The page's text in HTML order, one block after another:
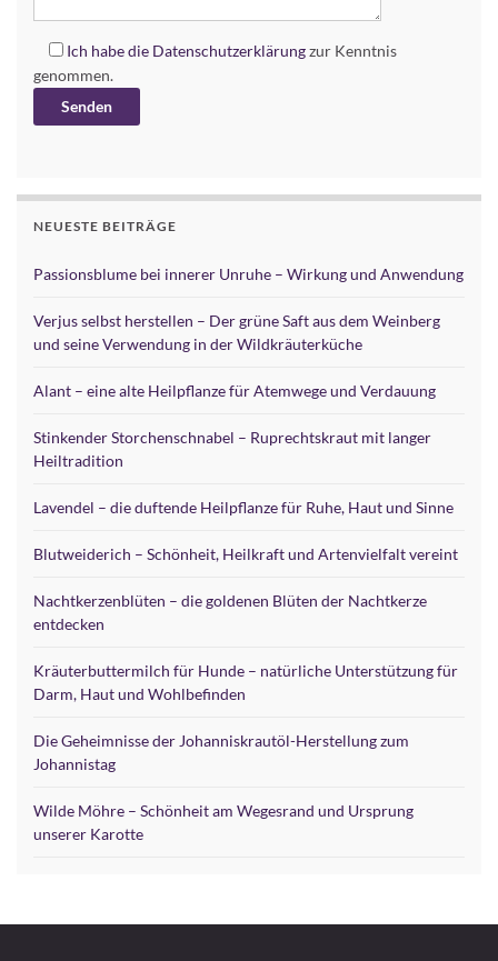
Ich habe die Datenschutzerklärungzur Kenntnis
genommen.
NEUESTE BEITRÄGE
Passionsblume bei innerer Unruhe – Wirkung und Anwendung
Verjus selbst herstellen – Der grüne Saft aus dem Weinberg
und seine Verwendung in der Wildkräuterküche
Alant – eine alte Heilpflanze für Atemwege und Verdauung
Stinkender Storchenschnabel – Ruprechtskraut mit langer
Heiltradition
Lavendel – die duftende Heilpflanze für Ruhe, Haut und Sinne
Blutweiderich – Schönheit, Heilkraft und Artenvielfalt vereint
Nachtkerzenblüten – die goldenen Blüten der Nachtkerze
entdecken
Kräuterbuttermilch für Hunde – natürliche Unterstützung für
Darm, Haut und Wohlbefinden
Die Geheimnisse der Johanniskrautöl-Herstellung zum
Johannistag
Wilde Möhre – Schönheit am Wegesrand und Ursprung
unserer Karotte